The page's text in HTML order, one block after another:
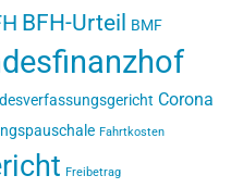
BFH-Urteil BMF
Corona
Fahrtkosten
Freibetrag